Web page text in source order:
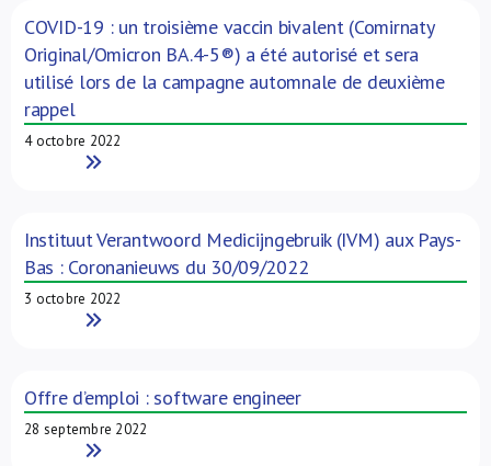
COVID-19 : un troisième vaccin bivalent (Comirnaty
Original/Omicron BA.4-5®) a été autorisé et sera
utilisé lors de la campagne automnale de deuxième
rappel
4 octobre 2022
Read More
Instituut Verantwoord Medicijngebruik (IVM) aux Pays-
Bas : Coronanieuws du 30/09/2022
3 octobre 2022
Read More
Offre d’emploi : software engineer
28 septembre 2022
Read More